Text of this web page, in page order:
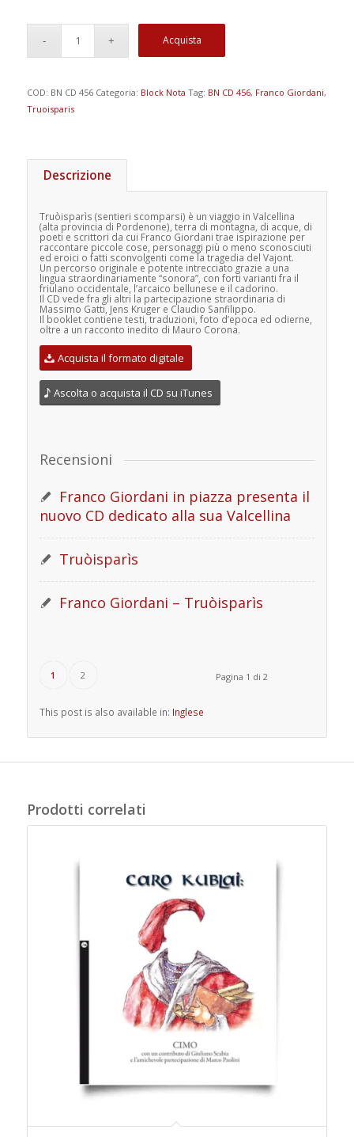
Acquista
COD: BN CD 456 Categoria: Block Nota Tag: BN CD 456, Franco Giordani,
Truoisparis
Descrizione
Truòisparìs (sentieri scomparsi) è un viaggio in Valcellina
(alta provincia di Pordenone), terra di montagna, di acque, di
poeti e scrittori da cui Franco Giordani trae ispirazione per
raccontare piccole cose, personaggi più o meno sconosciuti
ed eroici o fatti sconvolgenti come la tragedia del Vajont.
Un percorso originale e potente intrecciato grazie a una
lingua straordinariamente “sonora”, con forti varianti fra il
friulano occidentale, l’arcaico bellunese e il cadorino.
Il CD vede fra gli altri la partecipazione straordinaria di
Massimo Gatti, Jens Kruger e Claudio Sanfilippo.
Il booklet contiene testi, traduzioni, foto d’epoca ed odierne,
oltre a un racconto inedito di Mauro Corona.
Acquista il formato digitale
Ascolta o acquista il CD su iTunes
Recensioni
Franco Giordani in piazza presenta il
nuovo CD dedicato alla sua Valcellina
Truòisparìs
Franco Giordani – Truòisparìs
Pagina 1 di 2
1 2
This post is also available in: Inglese
Prodotti correlati